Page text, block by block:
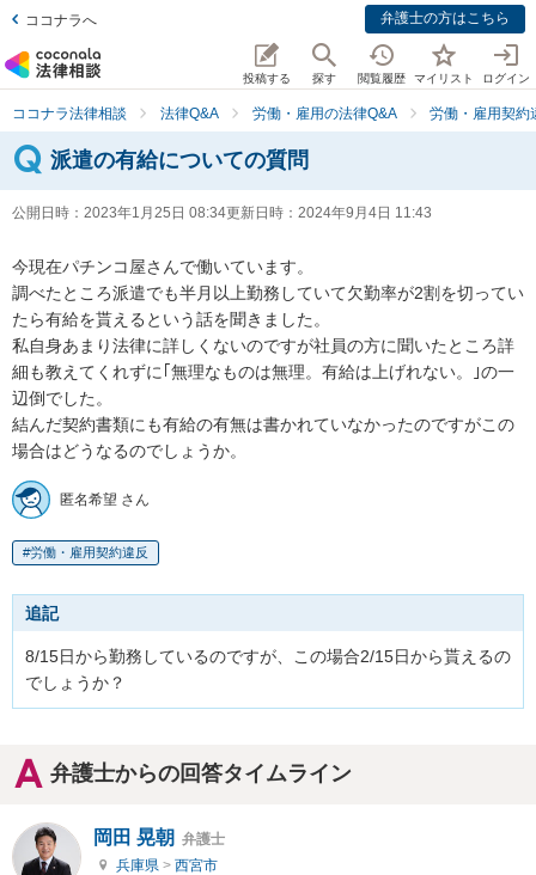
ココナラへ 弁護士の方はこちら
投稿する 探す 閲覧履歴 マイリスト ログイン
ココナラ法律相談 法律Q&A 労働・雇用の法律Q&A 労働・雇用契約
派遣の有給についての質問
公開日時： 2023年1月25日 08:34更新日時： 2024年9月4日 11:43
今現在パチンコ屋さんで働いています。
調べたところ派遣でも半月以上勤務していて欠勤率が2割を切ってい
たら有給を貰えるという話を聞きました。
私自身あまり法律に詳しくないのですが社員の方に聞いたところ詳
細も教えてくれずに｢無理なものは無理。有給は上げれない。｣の一
辺倒でした。
結んだ契約書類にも有給の有無は書かれていなかったのですがこの
場合はどうなるのでしょうか。
匿名希望 さん
労働・雇用契約違反
追記
8/15日から勤務しているのですが、この場合2/15日から貰えるの
でしょうか？
弁護士からの回答タイムライン
岡田 晃朝 弁護士
兵庫県 > 西宮市